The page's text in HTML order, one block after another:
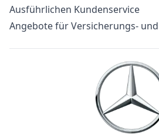
Ausführlichen Kundenservice
Angebote für Versicherungs-